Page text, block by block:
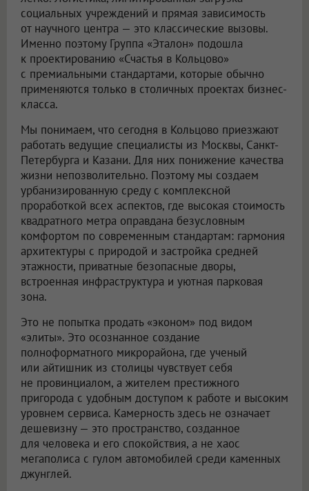
социальных учреждений и прямая зависимость
от научного центра — это классические вызовы.
Именно поэтому Группа «Эталон» подошла
к проектированию «Счастья в Кольцово»
с премиальными стандартами, которые обычно
применяются только в столичных проектах бизнес-
класса.
Мы понимаем, что сегодня в Кольцово приезжают
работать ведущие специалисты из Москвы, Санкт-
Петербурга и Казани. Для них понижение качества
жизни непозволительно. Поэтому мы создаем
урбанизированную среду с комплексной
проработкой всех аспектов, где высокая стоимость
квадратного метра оправдана безусловным
комфортом по современным стандартам: гармония
архитектуры с природой и застройка средней
этажности, приватные безопасные дворы,
встроенная инфраструктура и уютная парковая
зона.
Это не попытка продать «эконом» под видом
«элиты». Это осознанное создание
полноформатного микрорайона, где ученый
или айтишник из столицы чувствует себя
не провинциалом, а жителем престижного
пригорода с удобным доступом к работе и высоким
уровнем сервиса. Камерность здесь не означает
дешевизну — это пространство, созданное
для человека и его спокойствия, а не хаос
мегаполиса с гулом автомобилей среди каменных
джунглей.